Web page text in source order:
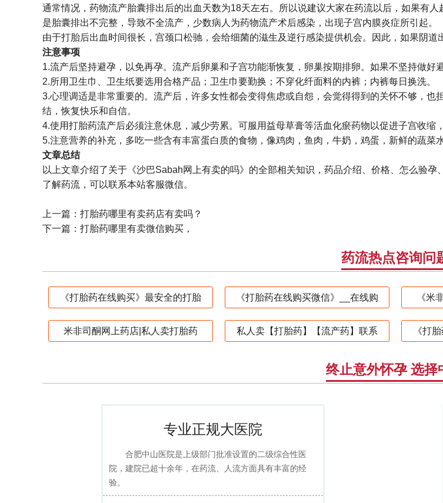
通常情况，药物流产胎囊排出后的出血天数为18天左右。所以说建议大家在药流以后，如果有
是胎囊排出不完整，导致不全流产，少数病人为药物流产术后感染，出现子宫内膜炎症所引起。
由于打胎后出血时间很长，宫颈口松驰，会给细菌的滋生及逆行感染提供机会。因此，如果阴
注意事项
1.流产后坚持避孕，以免再孕。流产后卵巢和子宫功能渐恢复，卵巢按期排卵。如果不坚持做好
2.所用卫生巾、卫生纸要选用合格产品；卫生巾要勤换；不穿化纤面料的内裤；内裤每日换洗。
3.心理调适是非常重要的。流产后，许多女性都会变得焦虑或自怨，会觉得得到的关怀不够，
结，恢复快乐和自信。
4.使用打胎药流产后必须注意休息，减少劳累。可服用益母草膏等活血化瘀药物以促进子宫收缩
5.注意营养的补充，多吃一些含有丰富蛋白质的食物，像鸡肉，鱼肉，牛奶，鸡蛋，新鲜的蔬菜
文章总结
以上文章介绍了关于《沙巴Sabah网上有卖的吗》的全部相关知识，药品介绍、价格、怎么验
了解药流，可以联系本站客服微信。
上一篇： 打胎药哪里有卖药店有卖吗？
下一篇： 打胎药哪里有卖微信购买，
药流热点咨询问
《打胎药在线购买》最安全的打胎 《打胎药在线购买微信》__在线购 《米
米非司酮网上药店|私人卖打胎药 私人卖【打胎药】【流产药】联系 《打
终止意外怀孕 选择
专业正规大医院
合肥中山医院是上级部门批准设置的二级综合性医
院，建院已超十余年，在药流、人流方面具有丰富的经
验。